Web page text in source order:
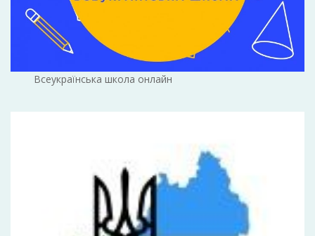
Всеукраїнська школа онлайн